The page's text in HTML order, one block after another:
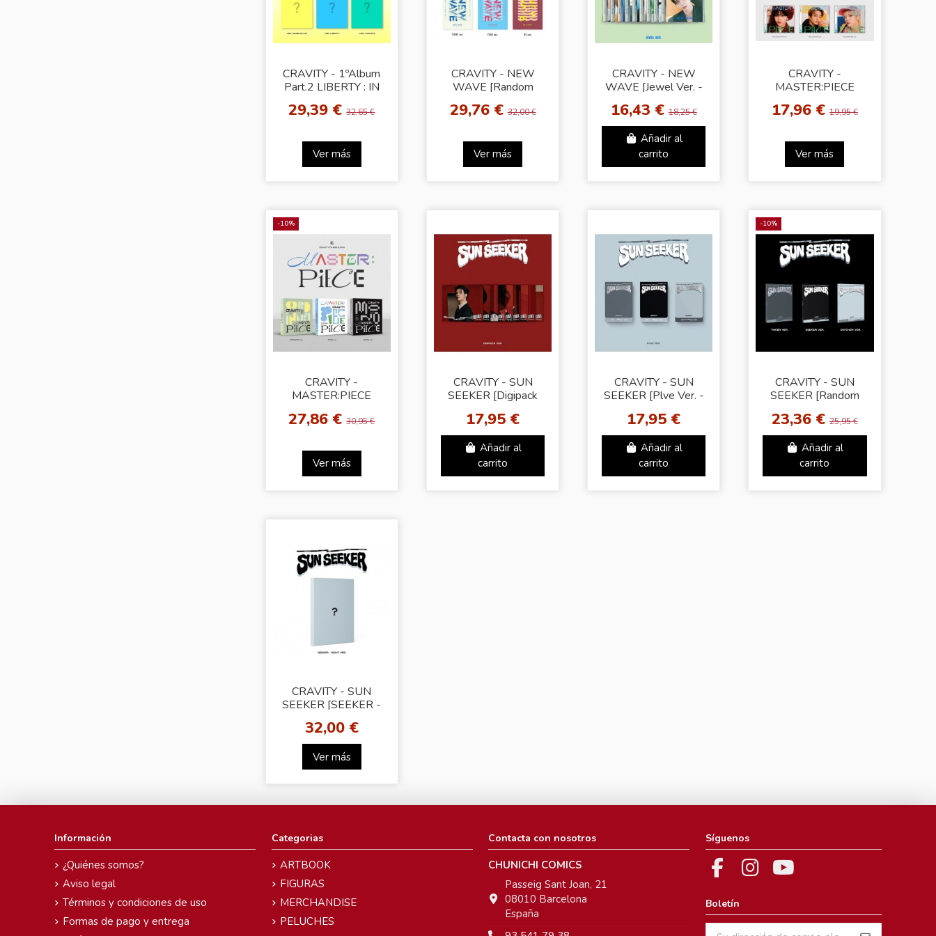
CRAVITY - 1ºAlbum
Part.2 LIBERTY : IN
[Random Ver.]
29,39 €32,65 €
Ver más
CRAVITY - NEW
WAVE [Random
29,76 €32,00 €
Ver más
CRAVITY - NEW
WAVE [Jewel Ver. -
16,43 €18,25 €
Añadir al
carrito
CRAVITY -
MASTER:PIECE
Cover]
17,96 € 19,95 €
Ver más
-10%
CRAVITY -
MASTER:PIECE
27,86 €30,95 €
Ver más
CRAVITY - SUN
SEEKER [Digipack
17,95 €
Añadir al
carrito
CRAVITY - SUN
SEEKER [Plve Ver. -
17,95 €
Añadir al
carrito
-10%
CRAVITY - SUN
SEEKER [Random
23,36 € 25,95 €
Añadir al
carrito
CRAVITY - SUN
SEEKER [SEEKER -
32,00 €
Ver más
Información
¿Quiénes somos?
Aviso legal
Términos y condiciones de uso
Formas de pago y entrega
Categorias
ARTBOOK
FIGURAS
MERCHANDISE
PELUCHES
Contacta con nosotros
CHUNICHI COMICS
Passeig Sant Joan, 21
08010 Barcelona
España
Síguenos
Boletín